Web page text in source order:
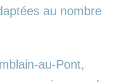
au nombre
au-Pont,